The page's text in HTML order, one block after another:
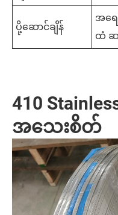
ပို့ဆောင်ချိန်
အရ
ထံ
410
အသေးစိတ်